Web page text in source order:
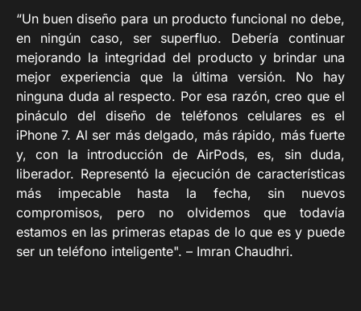
“Un buen diseño para un producto funcional no debe,
en ningún caso, ser superfluo. Debería continuar
mejorando la integridad del producto y brindar una
mejor experiencia que la última versión. No hay
ninguna duda al respecto. Por esa razón, creo que el
pináculo del diseño de teléfonos celulares es el
iPhone 7. Al ser más delgado, más rápido, más fuerte
y, con la introducción de AirPods, es, sin duda,
liberador. Representó la ejecución de características
más impecable hasta la fecha, sin nuevos
compromisos, pero no olvidemos que todavía
estamos en las primeras etapas de lo que es y puede
ser un teléfono inteligente". – Imran Chaudhri.